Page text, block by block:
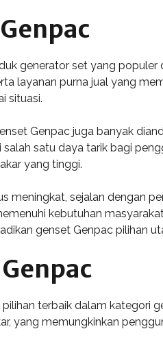
generator set yang
layanan purna jual yang
situasi.
Genpac juga banyak
satu daya tarik bagi
yang tinggi.
meningkat, sejalan dengan
kebutuhan
genset Genpac pilihan
terbaik dalam kategori
yang memungkinkan